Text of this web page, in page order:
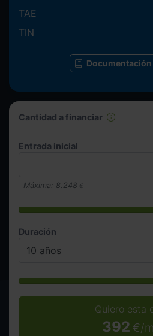
Cantidad a financiar
Entrada inicial
Máxima: 8.248 €
Duración
Quiero esta
392 €/
TAE
TIN